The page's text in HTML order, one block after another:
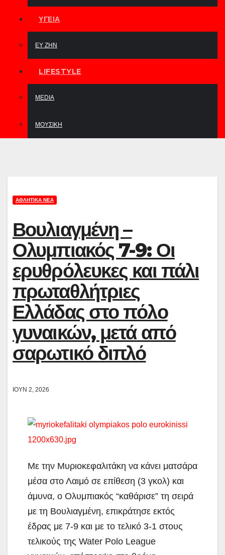
ΥΓΕΊΑ
ΕΥ ΖΗΝ
LIFESTYLE
MEDIA
ΜΟΥΣΙΚΉ
ΑΘΛΗΤΙΚΆ ΝΈΑ
Βουλιαγμένη –
Ολυμπιακός 7-9: Οι
ερυθρόλευκες και πάλι
πρωταθλήτριες
Ελλάδας στο πόλο
γυναικών, μετά από
σαρωτικό διπλό
ΙΟΎΝ 2, 2026
Με την Μυριοκεφαλιτάκη να κάνει ματσάρα
μέσα στο Λαιμό σε επίθεση (3 γκολ) και
άμυνα, ο Ολυμπιακός “καθάρισε” τη σειρά
με τη Βουλιαγμένη, επικράτησε εκτός
έδρας με 7-9 και με το τελικό 3-1 στους
τελικούς της Water Polo League